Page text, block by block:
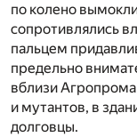
по колено
сопротивлялись
пальцем
предельно
вблизи
и мутантов, в
долговцы.